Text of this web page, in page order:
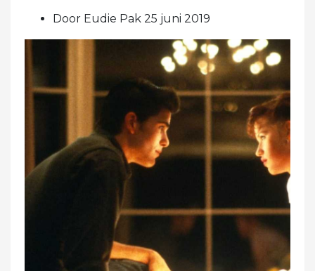
Door Eudie Pak 25 juni 2019